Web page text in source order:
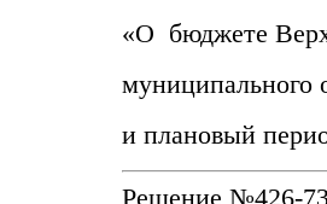
«О бюджете
муниципального
и плановый
Решение №426-